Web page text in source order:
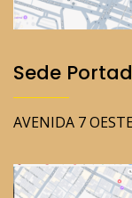
Sede
AVENIDA 7